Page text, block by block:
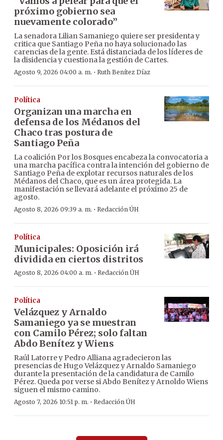
próximo gobierno sea
nuevamente colorado”
La senadora Lilian Samaniego quiere ser presidenta y
critica que Santiago Peña no haya solucionado las
carencias de la gente. Está distanciada de los líderes de
la disidencia y cuestiona la gestión de Cartes.
Agosto 9, 2026 04:00 a. m. · Ruth Benítez Díaz
Política
Organizan una marcha en
defensa de los Médanos del
Chaco tras postura de
Santiago Peña
La coalición Por los Bosques encabeza la convocatoria a
una marcha pacífica contra la intención del gobierno de
Santiago Peña de explotar recursos naturales de los
Médanos del Chaco, que es un área protegida. La
manifestación se llevará adelante el próximo 25 de
agosto.
Agosto 8, 2026 09:39 a. m. · Redacción ÚH
Política
Municipales: Oposición irá
dividida en ciertos distritos
Agosto 8, 2026 04:00 a. m. · Redacción ÚH
Política
Velázquez y Arnaldo
Samaniego ya se muestran
con Camilo Pérez; solo faltan
Abdo Benítez y Wiens
Raúl Latorre y Pedro Alliana agradecieron las
presencias de Hugo Velázquez y Arnaldo Samaniego
durante la presentación de la candidatura de Camilo
Pérez. Queda por verse si Abdo Benítez y Arnoldo Wiens
siguen el mismo camino.
Agosto 7, 2026 10:51 p. m. · Redacción ÚH